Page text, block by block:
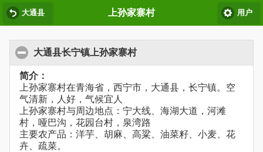
大通县 上孙家寨村 用户
大通县长宁镇上孙家寨村
简介：
上孙家寨村在青海省，西宁市，大通县，长宁镇。空
气清新，人好，气候宜人
上孙家寨村与周边地点：宁大线、海湖大道，河滩
村，哑巴沟，花园台村，泉湾路
主要农产品：洋芋、胡麻、高粱、油菜籽、小麦、花
卉、疏菜。